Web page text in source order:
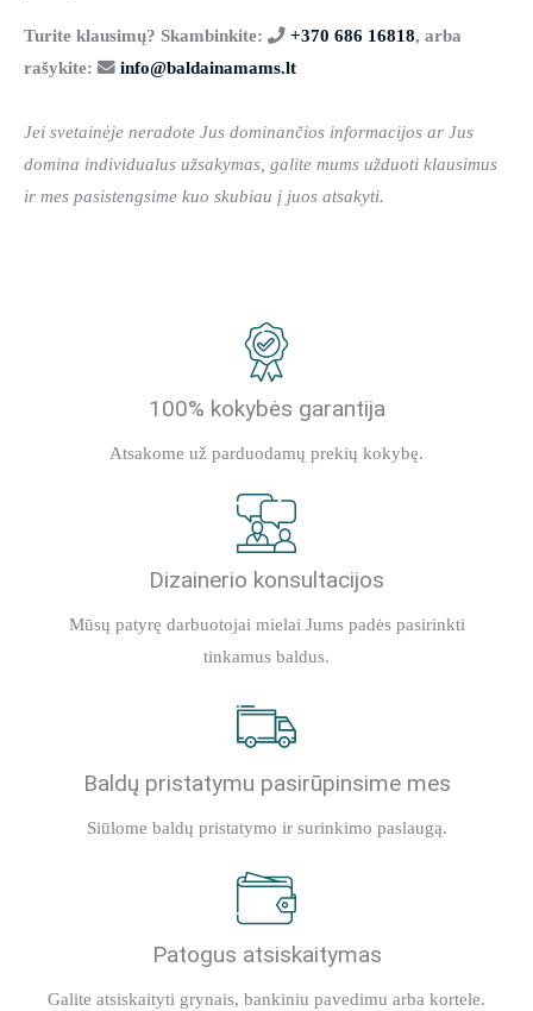
Turite klausimų? Skambinkite: +370 686 16818, arba
rašykite:
info@baldainamams.lt
Jei svetainėje neradote Jus dominančios informacijos ar Jus
domina individualus užsakymas, galite mums užduoti klausimus
ir mes pasistengsime kuo skubiau į juos atsakyti.
100% kokybės garantija
Atsakome už parduodamų prekių kokybę.
Dizainerio konsultacijos
Mūsų patyrę darbuotojai mielai Jums padės pasirinkti
tinkamus baldus.
Baldų pristatymu pasirūpinsime mes
Siūlome baldų pristatymo ir surinkimo paslaugą.
Patogus atsiskaitymas
Galite atsiskaityti grynais, bankiniu pavedimu arba kortele.